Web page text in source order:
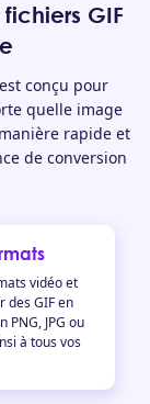
GIF
conçu pour
quelle image
rapide et
de conversion
vidéo et
des GIF en
PNG, JPG ou
à tous vos